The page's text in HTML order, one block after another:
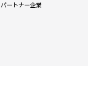
パートナー企業